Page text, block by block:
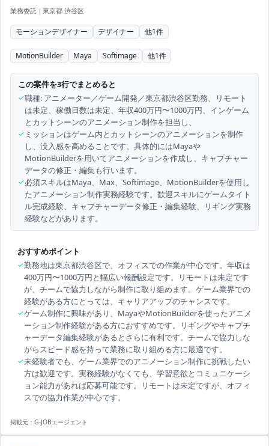
業務委託 | 東京都 渋谷区
モーションデザイナー デザイナー 他1件
MotionBuilder Maya Softimage 他1件
この案件を3行でまとめると
✓職種: アニメーター／ゲーム開発／東京都渋谷区勤務、リモート
は未定、稼働日数は未定、年収400万円〜1000万円、インゲーム
とカットシーンのアニメーション制作を担当し、
✓ ミッションはゲーム内とカットシーンのアニメーションを制作
し、没入感を高めることです。具体的にはMayaや
MotionBuilderを用いてアニメーションを作成し、キャプチャー
データの修正・編集も行います。
✓必須スキルはMaya、Max、Softimage、MotionBuilderを使用し
たアニメーション制作実務経験です。歓迎スキルにゲームタイト
ル完成経験、キャプチャーデータ修正・編集経験、リギング実務
経験などがあります。
おすすめポイント
✓勤務地は東京都渋谷区で、オフィスでの作業が中心です。年収は
400万円〜1000万円と幅広い報酬設定です。リモートは未定です
が、チームで協力しながら制作に取り組めます。ゲーム業界での
経験がある方にとっては、キャリアアップのチャンスです。
✓ゲーム制作に興味があり、MayaやMotionBuilderを使ったアニメ
ーション制作経験がある方におすすめです。リギングやキャプチ
ャーデータ編集経験があるとさらに有利です。チームで協力しな
がらスピード感を持って業務に取り組める方に最適です。
✓未経験者でも、ゲーム業界でのアニメーション制作に挑戦したい
方は歓迎です。実務経験がなくても、学習意欲とコミュニケーシ
ョン能力があれば応募可能です。リモートは未定ですが、オフィ
スでの協力作業が中心です。
掲載元： G-JOBエージェント